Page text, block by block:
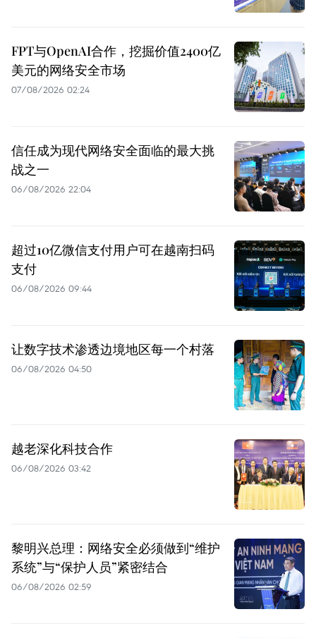
FPT与OpenAI合作，挖掘价值2400亿
美元的网络安全市场
07/08/2026 02:24
信任成为现代网络安全面临的最大挑
战之一
06/08/2026 22:04
超过10亿微信支付用户可在越南扫码
支付
06/08/2026 09:44
让数字技术渗透边境地区每一个村落
06/08/2026 04:50
越老深化科技合作
06/08/2026 03:42
黎明兴总理：网络安全必须做到“维护
系统”与“保护人员”紧密结合
06/08/2026 02:59